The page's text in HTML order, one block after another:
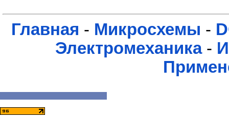
Главная - Микросхемы -
Электромеханика-